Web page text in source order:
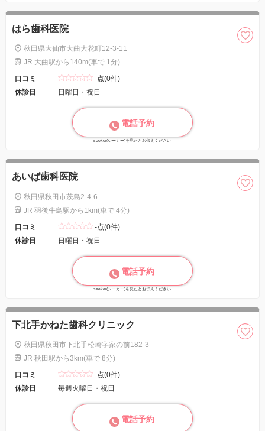
はら歯科医院
秋田県大仙市大曲大花町12-3-11
JR 大曲駅から140m(車で 1分)
口コミ
-点(0件)
休診日
日曜日・祝日
電話予約
seeker(シーカー)を見たとお伝えください
あいば歯科医院
秋田県秋田市茨島2-4-6
JR 羽後牛島駅から1km(車で 4分)
口コミ
-点(0件)
休診日
日曜日・祝日
電話予約
seeker(シーカー)を見たとお伝えください
下北手かねた歯科クリニック
秋田県秋田市下北手松崎字家の前182-3
JR 秋田駅から3km(車で 8分)
口コミ
-点(0件)
休診日
毎週火曜日・祝日
電話予約